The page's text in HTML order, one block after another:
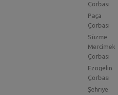
Çorbası
Paça
Çorbası
Süzme
Mercimek
Çorbası
Ezogelin
Çorbası
Şehriye